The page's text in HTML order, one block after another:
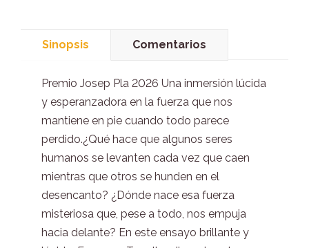
Sinopsis Comentarios
Premio Josep Pla 2026 Una inmersión lúcida
y esperanzadora en la fuerza que nos
mantiene en pie cuando todo parece
perdido.¿Qué hace que algunos seres
humanos se levanten cada vez que caen
mientras que otros se hunden en el
desencanto? ¿Dónde nace esa fuerza
misteriosa que, pese a todo, nos empuja
hacia delante? En este ensayo brillante y